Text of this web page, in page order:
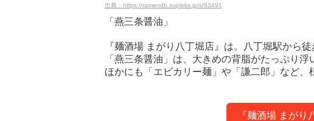
出典：https://ramendb.supleks.jp/s/93491
「燕三条醤油」
『麺酒場 まがり八丁堀店』は。八丁堀駅から徒
「燕三条醤油」は、大きめの背脂がたっぷり浮
ほかにも「エビカリー麺」や「謙二郎」など、
『麺酒場 まがり